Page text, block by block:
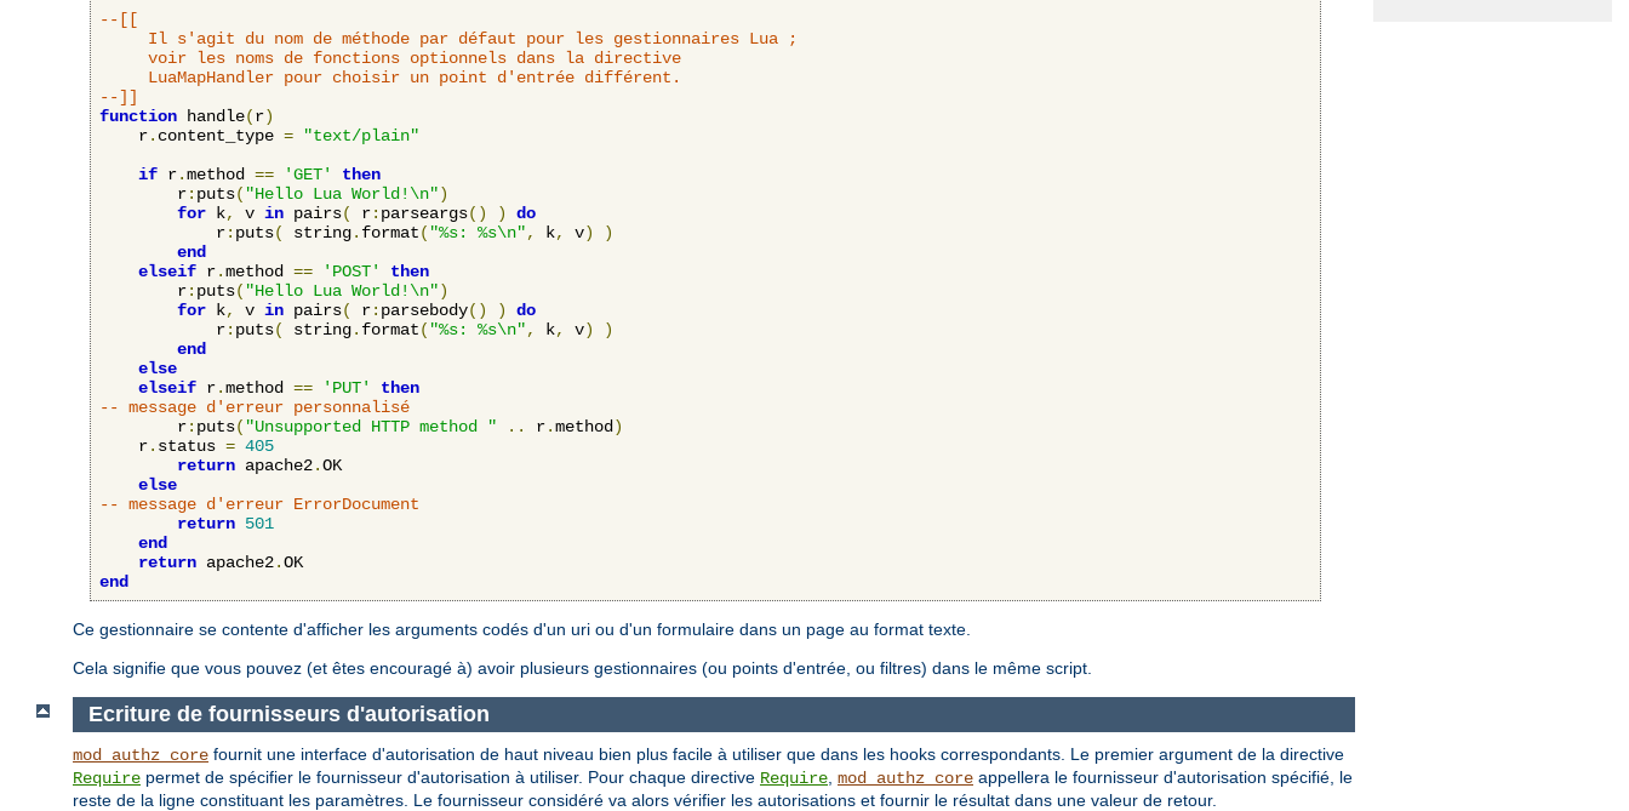
--[[
     Il s'agit du nom de méthode par défaut pour les gestionnaires Lua ;
     voir les noms de fonctions optionnels dans la directive
     LuaMapHandler pour choisir un point d'entrée différent.
--]]
function handle(r)
    r
. content_type =
"text/plain"
if r.method == 'GET'
then
    	r
: puts( "Hello Lua World!\n")
for k, v in pairs( r: parseargs() )
do
            r
: puts( string. format( "%s: %s\n", k, v)
)
end
elseif r.method == 'POST'
then
    	r
: puts( "Hello Lua World!\n")
for k, v in pairs( r: parsebody() )
do
            r
: puts( string. format( "%s: %s\n", k, v)
)
end
else
elseif r.method == 'PUT'
then
-- message d'erreur personnalisé
        r
: puts( "Unsupported HTTP method " .. r.method)
	r
. status = 405
return apache2.OK
else
-- message d'erreur ErrorDocument
return 501
end
return apache2.
end
Ce gestionnaire se contente d'afficher les arguments codés d'un uri ou d'un formulaire dans un page au format texte.
Cela signifie que vous pouvez (et êtes encouragé à) avoir plusieurs gestionnaires (ou points d'entrée, ou filtres) dans le même script.
Ecriture de fournisseurs d'autorisation
mod_authz_core fournit une interface d'autorisation de haut niveau bien plus facile à utiliser que dans les hooks correspondants. Le premier argument de la directive
Require permet de spécifier le fournisseur d'autorisation à utiliser. Pour chaque directive Require mod_authz_core appellera le fournisseur d'autorisation spécifié, le
reste de la ligne constituant les paramètres. Le fournisseur considéré va alors vérifier les autorisations et fournir le résultat dans une valeur de retour.